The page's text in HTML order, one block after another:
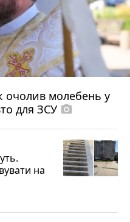
очолив молебень у
для ЗСУ photo_camera
на